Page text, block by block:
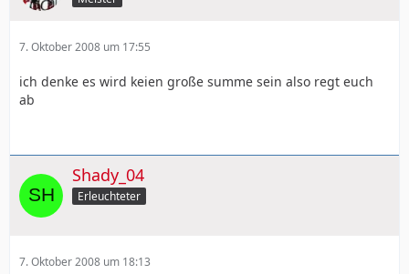
7. Oktober 2008 um 17:55
ich denke es wird keien große summe sein also regt euch
ab
Shady_04
Erleuchteter
7. Oktober 2008 um 18:13